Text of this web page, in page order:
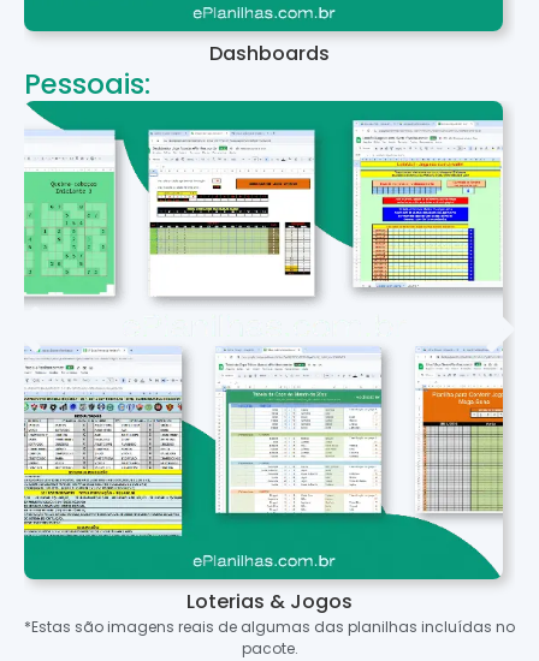
Dashboards
Pessoais:
Loterias & Jogos
*Estas são imagens reais de algumas das planilhas incluídas no
pacote.